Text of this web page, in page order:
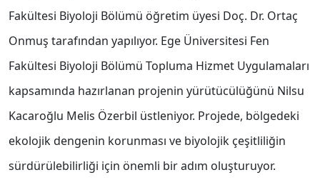
Fakültesi Biyoloji Bölümü öğretim üyesi Doç. Dr. Ortaç
Onmuş tarafından yapılıyor. Ege Üniversitesi Fen
Fakültesi Biyoloji Bölümü Topluma Hizmet Uygulamaları
kapsamında hazırlanan projenin yürütücülüğünü Nilsu
Kacaroğlu Melis Özerbil üstleniyor. Projede, bölgedeki
ekolojik dengenin korunması ve biyolojik çeşitliliğin
sürdürülebilirliği için önemli bir adım oluşturuyor.